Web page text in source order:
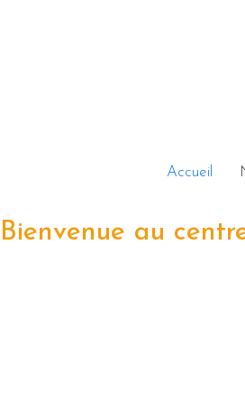
Accueil
Bienvenue au